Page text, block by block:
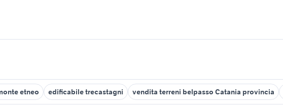
etneo edificabile trecastagni vendita terreni belpasso Catania provincia